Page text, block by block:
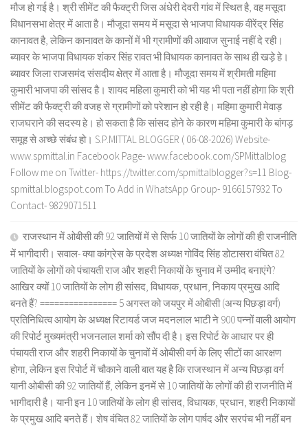
मौज हो गई है। श्री सीमेंट की फैक्ट्री जिस अंधेरी देवरी गांव में स्थित है, वह मसूदा
विधानसभा क्षेत्र में आता है। मौजूदा समय में मसूदा से भाजपा विधायक वीरेंद्र सिंह
कानावत है, लेकिन कानावत के कानों में भी ग्रामीणों की आवाज सुनाई नहीं दे रही।
ब्यावर के भाजपा विधायक शंकर सिंह रावत भी विधायक कानावत के साथ ही खड़े हे।
ब्यावर जिला राजसमंद संसदीय क्षेत्र में आता है। मौजूदा समय में श्रीमती महिमा
कुमारी भाजपा की सांसद है। शायद महिला कुमारी को भी यह भी पता नहीं होगा कि श्री
सीमेंट की फैक्ट्री की वजह से ग्रामीणों को परेशान हो रही है। महिमा कुमारी मेवाड़
राजघराने की सदस्य हे। हो सकता है कि सांसद होने के कारण महिमा कुमारी के बांगड़
समूह से अच्छे संबंध हो। S.P.MITTAL BLOGGER ( 06-08-2026) Website-
www.spmittal.in Facebook Page- www.facebook.com/SPMittalblog
Follow me on Twitter- https://twitter.com/spmittalblogger?s=11 Blog-
spmittal.blogspot.com To Add in WhatsApp Group- 9166157932 To
Contact- 9829071511
राजस्थान में ओबीसी की 92 जातियों में से सिर्फ 10 जातियों के लोगों की ही राजनीति
में भागीदारी। सवाल- क्या कांग्रेस के प्रदेश अध्यक्ष गोविंद सिंह डोटासरा वंचित 82
जातियों के लोगों को पंचायती राज और शहरी निकायों के चुनाव में उम्मीद बनाएंगे?
आखिर क्यों 10 जातियों के लोग ही सांसद, विधायक, प्रधान, निकाय प्रमुख आदि
बनते हैं? ================ 5 अगस्त को जयपुर में ओबीसी (अन्य पिछड़ा वर्ग)
प्रतिनिधित्व आयोग के अध्यक्ष रिटायर्ड जज मदनलाल भाटी ने 900 पन्नों वाली आयोग
की रिपोर्ट मुख्यमंत्री भजनलाल शर्मा को सौंप दी है। इस रिपोर्ट के आधार पर ही
पंचायती राज और शहरी निकायों के चुनावों में ओबीसी वर्ग के लिए सीटों का आरक्षण
होगा, लेकिन इस रिपोर्ट में चौकाने वाली बात यह है कि राजस्थान में अन्य पिछड़ा वर्ग
यानी ओबीसी की 92 जातियों हैं, लेकिन इनमें से 10 जातियों के लोगों की ही राजनीति में
भागीदारी है। यानी इन 10 जातियों के लोग ही सांसद, विधायक, प्रधान, शहरी निकायों
के प्रमुख आदि बनते हैं। शेष वंचित 82 जातियों के लोग पार्षद और सरपंच भी नहीं बन